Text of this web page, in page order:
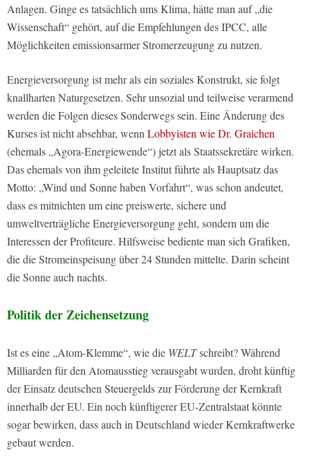
Anlagen. Ginge es tatsächlich ums Klima, hätte man auf „die
Wissenschaft“ gehört, auf die Empfehlungen des IPCC, alle
Möglichkeiten emissionsarmer Stromerzeugung zu nutzen.
Energieversorgung ist mehr als ein soziales Konstrukt, sie folgt
knallharten Naturgesetzen. Sehr unsozial und teilweise verarmend
werden die Folgen dieses Sonderwegs sein. Eine Änderung des
Kurses ist nicht absehbar, wenn Lobbyisten wie Dr. Graichen
(ehemals „Agora-Energiewende“) jetzt als Staatssekretäre wirken.
Das ehemals von ihm geleitete Institut führte als Hauptsatz das
Motto: „Wind und Sonne haben Vorfahrt“, was schon andeutet,
dass es mitnichten um eine preiswerte, sichere und
umweltverträgliche Energieversorgung geht, sondern um die
Interessen der Profiteure. Hilfsweise bediente man sich Grafiken,
die die Stromeinspeisung über 24 Stunden mittelte. Darin scheint
die Sonne auch nachts.
Politik der Zeichensetzung
Ist es eine „Atom-Klemme“, wie die WELTschreibt? Während
Milliarden für den Atomausstieg verausgabt wurden, droht künftig
der Einsatz deutschen Steuergelds zur Förderung der Kernkraft
innerhalb der EU. Ein noch künftigerer EU-Zentralstaat könnte
sogar bewirken, dass auch in Deutschland wieder Kernkraftwerke
gebaut werden.